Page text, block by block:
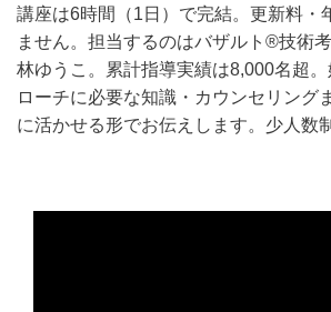
講座は6時間（1日）で完結。更新料・
ません。担当するのはバザルト®技術
林ゆうこ。累計指導実績は8,000名超
ローチに必要な知識・カウンセリング
に活かせる形でお伝えします。少人数